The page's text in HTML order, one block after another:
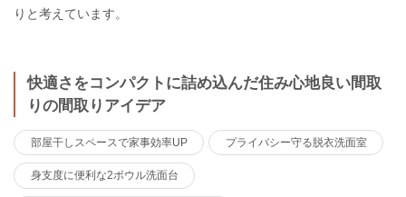
りと考えています。
快適さをコンパクトに詰め込んだ住み心地良い間取
りの間取りアイデア
部屋干しスペースで家事効率UP プライバシー守る脱衣洗面室
身支度に便利な2ボウル洗面台